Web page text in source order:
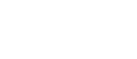
spirituale del